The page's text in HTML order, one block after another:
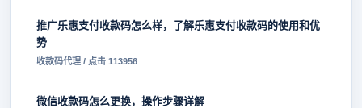
推广乐惠支付收款码怎么样，了解乐惠支付收款码的使用和优
势
收款码代理 / 点击 113956
微信收款码怎么更换，操作步骤详解